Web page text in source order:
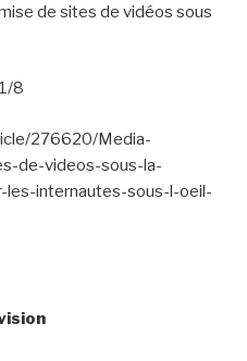
de sites de vidéos sous
8
276620/Media-
de-videos-sous-la-
internautes-sous-l-oeil-